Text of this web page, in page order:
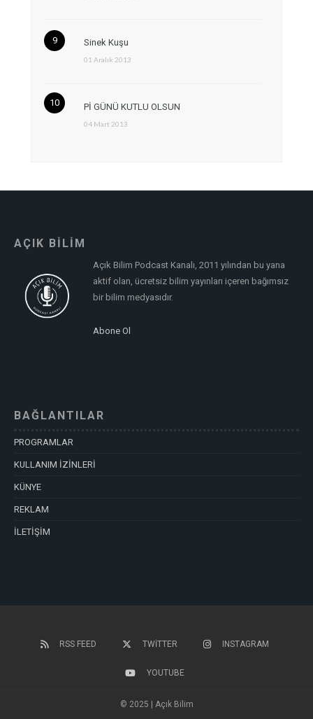
Sinek Kuşu
01 Aralık 2013
Pİ GÜNÜ KUTLU OLSUN
04 Mart 2013
AÇIK BİLİM
Açık Bilim Podcast Kanalı, 2011 yılından bu yana
aktif olan, ücretsiz bilim yayınları içeren bağımsız
bir bilim medyasıdır.
Abone Ol
BAĞLANTILAR
PROGRAMLAR
KULLANIM İZİNLERİ
KÜNYE
REKLAM
İLETİŞİM
RSS FEED TWITTER INSTAGRAM
YOUTUBE
© 2025 | Açık Bilim